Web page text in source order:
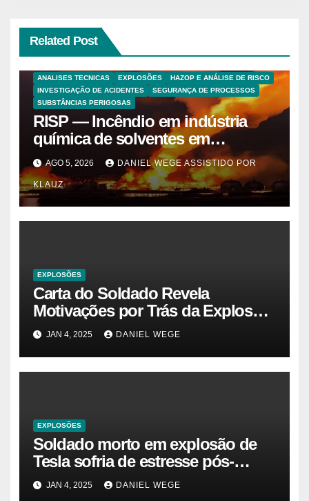
Related Post
ANALISES TECNICAS EXPLOSÕES
HAZOP E ANÁLISE DE RISCO
INVESTIGAÇÃO DE ACIDENTES
SEGURANÇA DE PROCESSOS
SUBSTÂNCIAS PERIGOSAS
RISP — Incêndio em indústria
química de solventes em
Itaquaquecetuba/SP
(UNIQUIMA/Quema)
AGO 5, 2026 DANIEL WEGE ASSISTIDO POR
KLAUZ
EXPLOSÕES
Carta do Soldado Revela
Motivações por Trás da Explosão
do Cybertruck em Las Vegas –
Gazeta Brasil
JAN 4, 2025 DANIEL WEGE
EXPLOSÕES
Soldado morto em explosão de
Tesla sofria de estresse pós-
traumático e temia ‘colapso’ dos
JAN 4, 2025 DANIEL WEGE